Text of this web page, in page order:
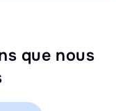
que nous